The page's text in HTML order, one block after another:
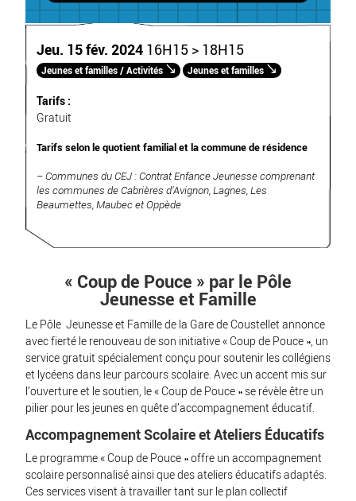
Jeu. 15 fév. 2024 16H15 > 18H15
Jeunes et familles / Activités Jeunes et familles
Tarifs :
Gratuit
Tarifs selon le quotient familial et la commune de résidence
– Communes du CEJ : Contrat Enfance Jeunesse comprenant
les communes de Cabrières d’Avignon, Lagnes, Les
Beaumettes, Maubec et Oppède
« Coup de Pouce » par le Pôle
Jeunesse et Famille
Le Pôle Jeunesse et Famille de la Gare de Coustellet annonce
avec fierté le renouveau de son initiative « Coup de Pouce », un
service gratuit spécialement conçu pour soutenir les collégiens
et lycéens dans leur parcours scolaire. Avec un accent mis sur
l’ouverture et le soutien, le « Coup de Pouce » se révèle être un
pilier pour les jeunes en quête d’accompagnement éducatif.
Accompagnement Scolaire et Ateliers Éducatifs
Le programme « Coup de Pouce » offre un accompagnement
scolaire personnalisé ainsi que des ateliers éducatifs adaptés.
Ces services visent à travailler tant sur le plan collectif